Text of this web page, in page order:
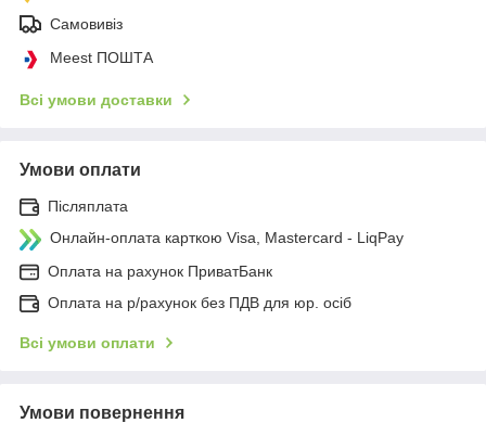
Самовивіз
Meest ПОШТА
Всі умови доставки
Умови оплати
Післяплата
Онлайн-оплата карткою Visa, Mastercard - LiqPay
Оплата на рахунок ПриватБанк
Оплата на р/рахунок без ПДВ для юр. осіб
Всі умови оплати
Умови повернення